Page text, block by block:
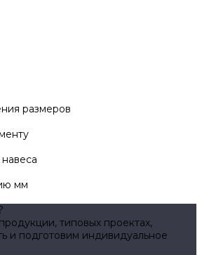
размеров
мм
типовых проектах,
и подготовим индивидуальное